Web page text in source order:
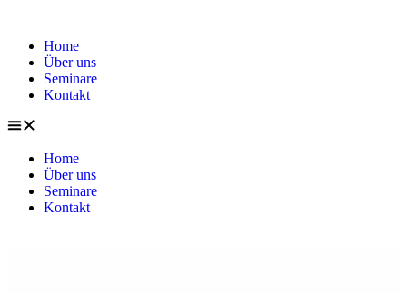
Home
Über uns
Seminare
Kontakt
Home
Über uns
Seminare
Kontakt